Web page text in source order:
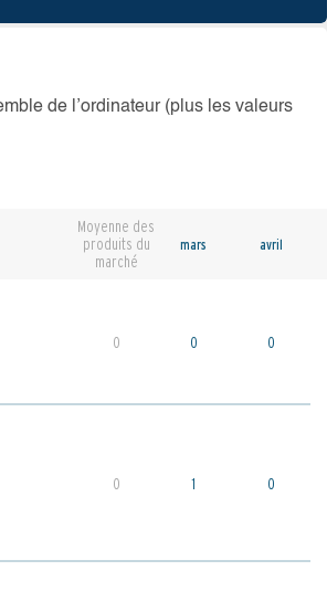
de l’ordinateur (plus les valeurs
Moyenne des
produits du
marché
mars avril
0 0 0
0 1 0